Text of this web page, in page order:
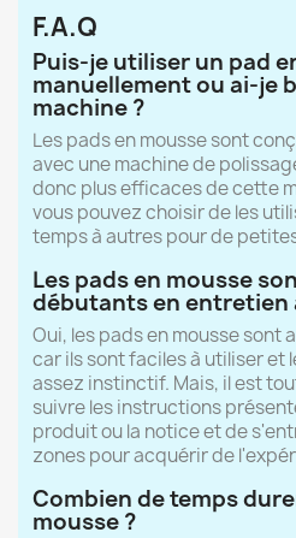
F.A.Q
Puis-je utiliser un pad
manuellement ou ai-je
machine ?
Les pads en mousse sont
avec une machine de
donc plus efficaces de cette
vous pouvez choisir de les
temps à autres pour de
Les pads en mousse
débutants en entretien
Oui, les pads en mousse sont
car ils sont faciles à utiliser et
assez instinctif. Mais, il est
suivre les instructions
produit ou la notice et de
zones pour acquérir de
Combien de temps
mousse ?